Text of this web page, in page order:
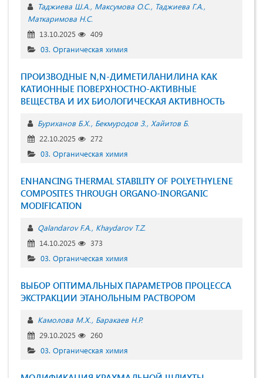
Таджиева Ш.А. Максумова О.С.
Таджиева Г.А.
Маткаримова Н.С.
13.10.2025
409
03. Органическая химия
ПРОИЗВОДНЫЕ N,N-ДИМЕТИЛАНИЛИНА КАК
КАТИОННЫЕ ПОВЕРХНОСТНО-АКТИВНЫЕ
ВЕЩЕСТВА И ИХ БИОЛОГИЧЕСКАЯ АКТИВНОСТЬ
Буриханов Б.Х. Бекмуродов З. Хайитов Б.
22.10.2025
272
03. Органическая химия
ENHANCING THERMAL STABILITY OF POLYETHYLENE
COMPOSITES THROUGH ORGANO-INORGANIC
MODIFICATION
Qalandarov F.A. Khaydarov T.Z.
14.10.2025
373
03. Органическая химия
ВЫБОР ОПТИМАЛЬНЫХ ПАРАМЕТРОВ ПРОЦЕССА
ЭКСТРАКЦИИ ЭТАНОЛЬНЫМ РАСТВОРОМ
Камолова М.Х. Баракаев Н.Р.
29.10.2025
260
03. Органическая химия